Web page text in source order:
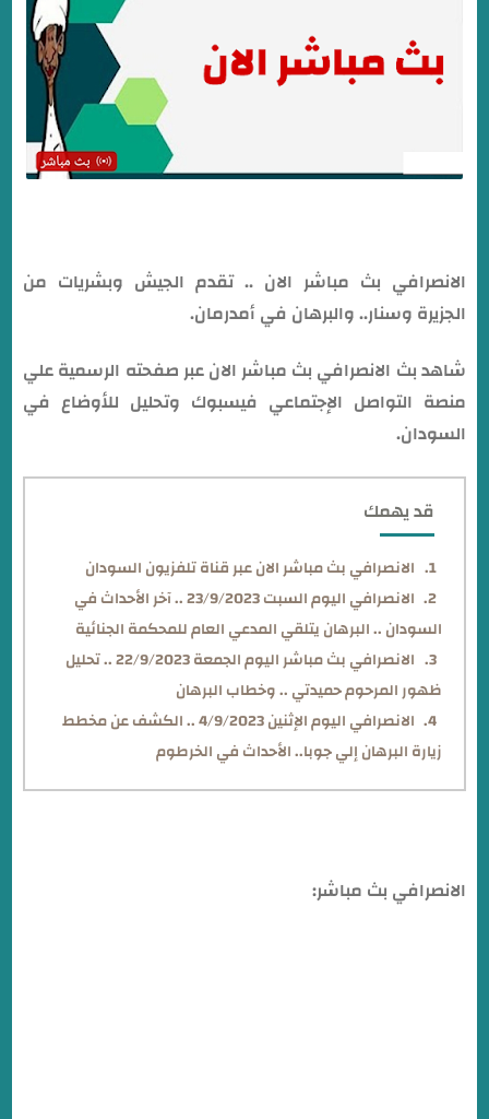
الانصرافي بث مباشر الان .. تقدم الجيش وبشريات من
الجزيرة وسنار.. والبرهان في أمدرمان.
شاهد بث الانصرافي بث مباشر الان عبر صفحته الرسمية علي
منصة التواصل الإجتماعي فيسبوك وتحليل للأوضاع في
السودان.
قد يهمك
الانصرافي بث مباشر الان عبر قناة تلفزيون السودان
الانصرافي اليوم السبت 23/9/2023 .. آخر الأحداث في
السودان .. البرهان يتلقي المدعي العام للمحكمة الجنائية
الانصرافي بث مباشر اليوم الجمعة 22/9/2023 .. تحليل
ظهور المرحوم حميدتي .. وخطاب البرهان
الانصرافي اليوم الإثنين 4/9/2023 .. الكشف عن مخطط
زيارة البرهان إلي جوبا.. الأحداث في الخرطوم
الانصرافي بث مباشر: